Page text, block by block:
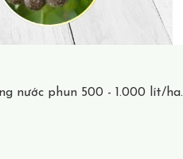
nước phun 500 - 1.000 lít/ha.